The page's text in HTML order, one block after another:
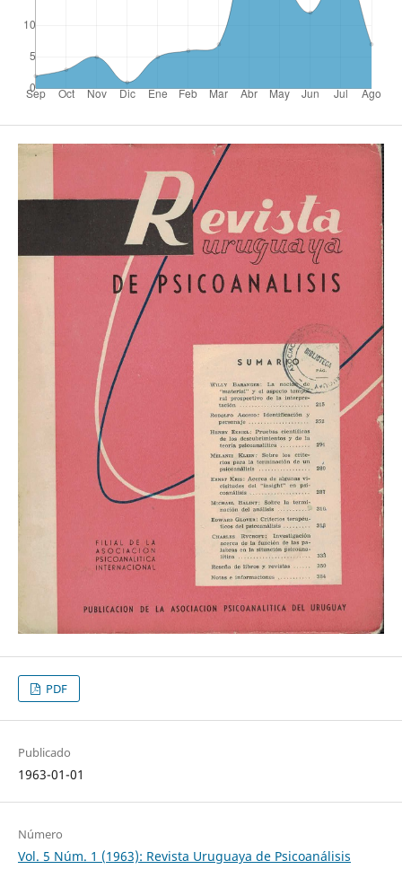
PDF
Publicado
1963-01-01
Número
Vol. 5 Núm. 1 (1963): Revista Uruguaya de Psicoanálisis